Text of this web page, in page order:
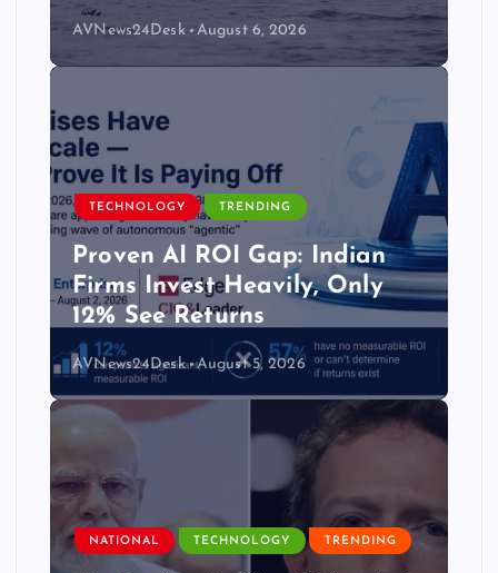
AVNews24Desk August 6, 2026
TECHNOLOGY TRENDING
Proven AI ROI Gap: Indian
Firms Invest Heavily, Only
12% See Returns
AVNews24Desk August 5, 2026
NATIONAL TECHNOLOGY TRENDING